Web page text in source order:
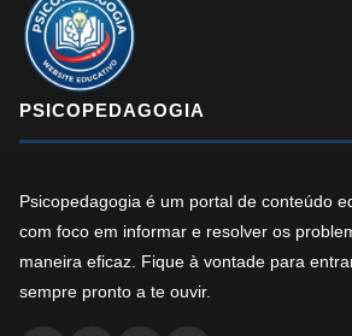
PSICOPEDAGOGIA
Psicopedagogia é um portal de conteúdo
com foco em informar e resolver os
maneira eficaz. Fique à vontade para
sempre pronto a te ouvir.